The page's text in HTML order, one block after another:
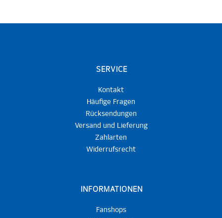
SERVICE
Kontakt
Häufige Fragen
Rücksendungen
Versand und Lieferung
Zahlarten
Widerrufsrecht
INFORMATIONEN
Fanshops